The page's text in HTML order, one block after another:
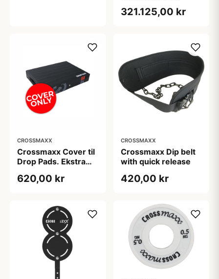
321.125,00 kr
CROSSMAXX
Crossmaxx Cover til
Drop Pads. Ekstra
Forbedret
til mange
træningsmuligheder.
620,00 kr
CROSSMAXX
Crossmaxx Dip belt
with quick release
420,00 kr